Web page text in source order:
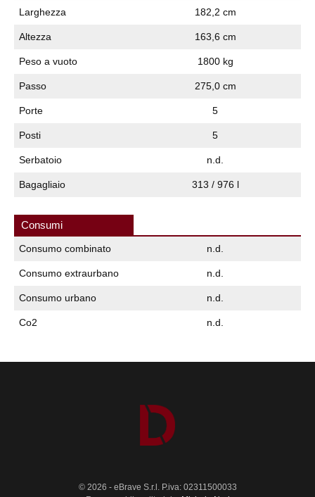
Larghezza 182,2 cm
Altezza 163,6 cm
Peso a vuoto 1800 kg
Passo 275,0 cm
Porte 5
Posti 5
Serbatoio n.d.
Bagagliaio 313 / 976 l
Consumi
Consumo combinato n.d.
Consumo extraurbano n.d.
Consumo urbano n.d.
Co2 n.d.
© 2026 - eBrave S.r.l. P.iva: 02311500033